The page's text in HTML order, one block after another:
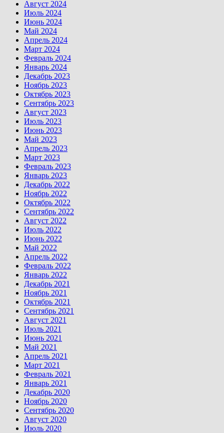
Август 2024
Июль 2024
Июнь 2024
Май 2024
Апрель 2024
Март 2024
Февраль 2024
Январь 2024
Декабрь 2023
Ноябрь 2023
Октябрь 2023
Сентябрь 2023
Август 2023
Июль 2023
Июнь 2023
Май 2023
Апрель 2023
Март 2023
Февраль 2023
Январь 2023
Декабрь 2022
Ноябрь 2022
Октябрь 2022
Сентябрь 2022
Август 2022
Июль 2022
Июнь 2022
Май 2022
Апрель 2022
Февраль 2022
Январь 2022
Декабрь 2021
Ноябрь 2021
Октябрь 2021
Сентябрь 2021
Август 2021
Июль 2021
Июнь 2021
Май 2021
Апрель 2021
Март 2021
Февраль 2021
Январь 2021
Декабрь 2020
Ноябрь 2020
Сентябрь 2020
Август 2020
Июль 2020